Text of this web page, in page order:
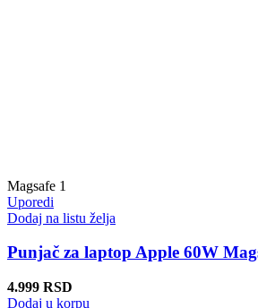
Magsafe 1
Uporedi
Dodaj na listu želja
Punjač za laptop Apple 60W
4.999 RSD
Dodaj u korpu